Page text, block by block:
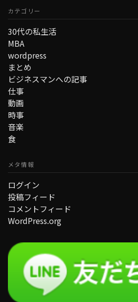
カテゴリー
30代の私生活
MBA
wordpress
まとめ
ビジネスマンへの記事
仕事
動画
時事
音楽
食
メタ情報
ログイン
投稿フィード
コメントフィード
WordPress.org